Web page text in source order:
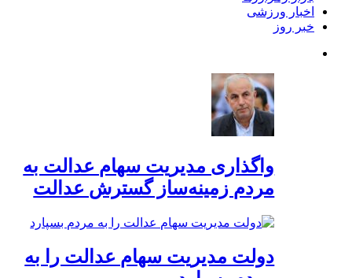
اخبار ورزشی
خبر روز
واگذاری مدیریت سهام عدالت به
مردم زمینه‌ساز گسترش عدالت
دولت مدیریت سهام عدالت را به